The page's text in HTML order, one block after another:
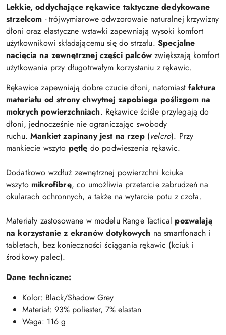
Lekkie, oddychające rękawice taktyczne dedykowane
strzelcom - trójwymiarowe odwzorowaie naturalnej krzywizny
dłoni oraz elastyczne wstawki zapewniają wysoki komfort
użytkownikowi składającemu się do strzału. Specjalne
nacięcia na zewnętrznej części palcówzwiększają komfort
użytkowania przy długotrwałym korzystaniu z rękawic.
Rękawice zapewniają dobre czucie dłoni, natomiast faktura
materiału od strony chwytnej zapobiega poślizgom na
mokrych powierzchniach. Rękawice ściśle przylegają do
dłoni, jednocześnie nie ograniczając swobody
ruchu.Mankiet zapinany jest na rzep(velcro). Przy
mankiecie wszyto pętlę do podwieszenia rękawic.
Dodatkowo wzdłuż zewnętrznej powierzchni kciuka
wszyto mikrofibrę, co umożliwia przetarcie zabrudzeń na
okularach ochronnych, a także na wytarcie potu z czoła.
Materiały zastosowane w modelu Range Tactical pozwalają
na korzystanie z ekranów dotykowych na smartfonach i
tabletach, bez konieczności ściągania rękawic (kciuk i
środkowy palec).
Dane techniczne:
Kolor: Black/Shadow Grey
Materiał: 93% poliester, 7% elastan
Waga: 116 g